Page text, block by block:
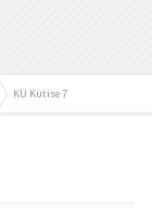
KÜ Kütise 7